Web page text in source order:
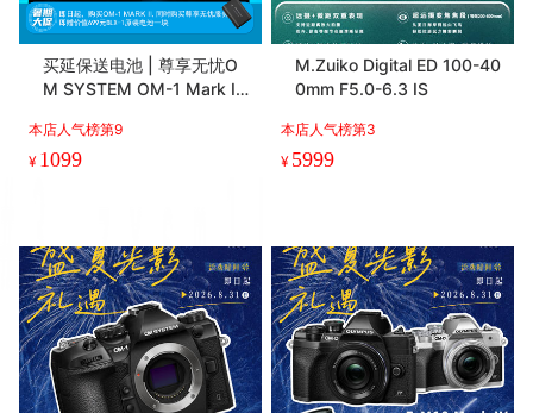
买延保送电池 | 尊享无忧O
M SYSTEM OM-1 Mark II
本店人气榜第9
¥ 1099
M.Zuiko Digital ED 100-40
0mm F5.0-6.3 IS
本店人气榜第3
¥ 5999